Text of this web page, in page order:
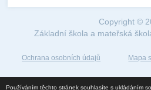
Používáním těchto stránek souhlasíte s ukládáním
Copyright ©
Základní škola a mateřská
Ochrana osobních údajů Mapa